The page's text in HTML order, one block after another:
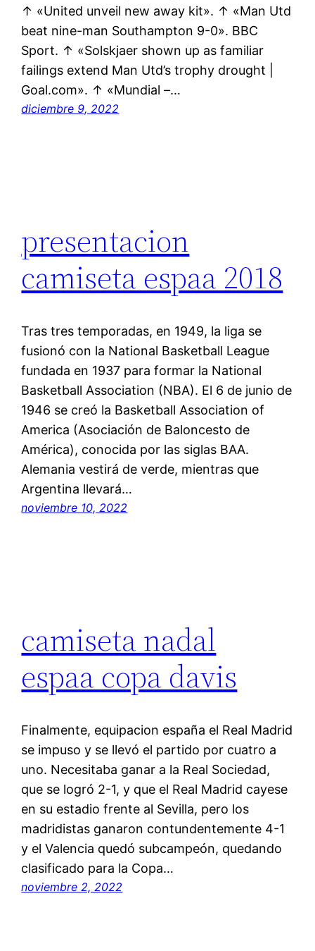
↑ «United unveil new away kit». ↑ «Man Utd
beat nine-man Southampton 9-0». BBC
Sport. ↑ «Solskjaer shown up as familiar
failings extend Man Utd’s trophy drought |
Goal.com». ↑ «Mundial –…
diciembre 9, 2022
presentacion
camiseta espaa 2018
Tras tres temporadas, en 1949, la liga se
fusionó con la National Basketball League
fundada en 1937 para formar la National
Basketball Association (NBA). El 6 de junio de
1946 se creó la Basketball Association of
America (Asociación de Baloncesto de
América), conocida por las siglas BAA.
Alemania vestirá de verde, mientras que
Argentina llevará…
noviembre 10, 2022
camiseta nadal
espaa copa davis
Finalmente, equipacion españa el Real Madrid
se impuso y se llevó el partido por cuatro a
uno. Necesitaba ganar a la Real Sociedad,
que se logró 2-1, y que el Real Madrid cayese
en su estadio frente al Sevilla, pero los
madridistas ganaron contundentemente 4-1
y el Valencia quedó subcampeón, quedando
clasificado para la Copa…
noviembre 2, 2022